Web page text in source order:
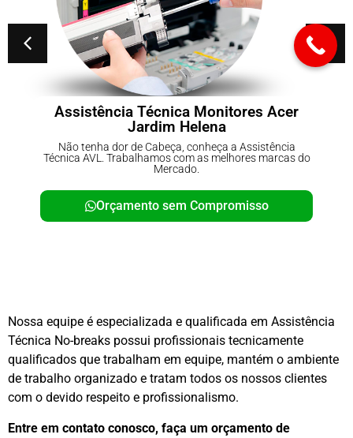
Técnica Monitores Acer
Jardim Helena
tenha dor de Cabeça, conheça a Assistência
AVL. Trabalhamos com as melhores marcas do
Orçamento sem Compromisso
Técnica
Nossa equipe é especializada e qualificada em Assistência
Técnica No-breaks possui profissionais tecnicamente
qualificados que trabalham em equipe, mantém o ambiente
de trabalho organizado e tratam todos os nossos clientes
com o devido respeito e profissionalismo.
Entre em contato conosco, faça um orçamento de